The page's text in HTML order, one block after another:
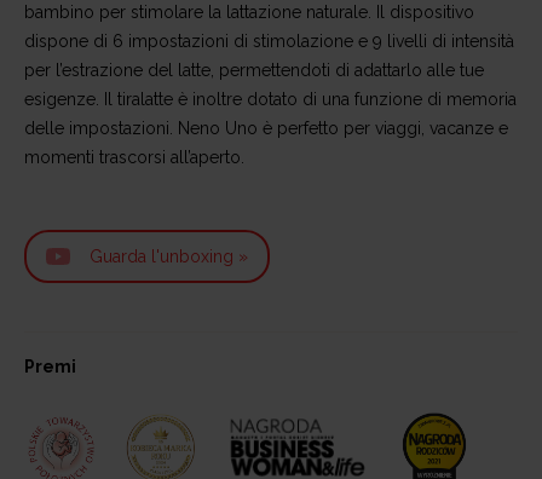
bambino per stimolare la lattazione naturale. Il dispositivo
dispone di 6 impostazioni di stimolazione e 9 livelli di intensità
per l’estrazione del latte, permettendoti di adattarlo alle tue
esigenze. Il tiralatte è inoltre dotato di una funzione di memoria
delle impostazioni. Neno Uno è perfetto per viaggi, vacanze e
momenti trascorsi all’aperto.
Guarda l'unboxing »
Premi